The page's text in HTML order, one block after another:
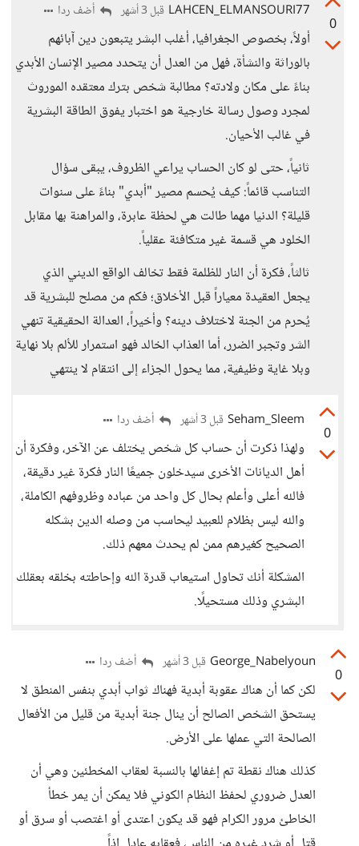
0
LAHCEN_ELMANSOURI77 قبل 3 أشهر أضف ردا
أولاً، بخصوص الجغرافيا، أغلب البشر يتبعون دين آبائهم
بالوراثة والنشأة، فهل من العدل أن يتحدد مصير الإنسان الأبدي
بناءً على مكان ولادته؟ مطالبة شخص بترك معتقده الموروث
لمجرد وصول رسالة خارجية هو اختبار يفوق الطاقة البشرية
في غالب الأحيان.
ثانياً، حتى لو كان الحساب يراعي الظروف، يبقى سؤال
التناسب قائماً: كيف يُحسم مصير "أبدي" بناءً على سنوات
قليلة؟ الدنيا مهما طالت هي لحظة عابرة، والمراهنة بها مقابل
الخلود هي قسمة غير متكافئة عقلياً.
ثالثاً، فكرة أن النار للظلمة فقط تخالف الواقع الديني الذي
يجعل العقيدة معياراً قبل الأخلاق؛ فكم من مصلح للبشرية قد
يُحرم من الجنة لاختلاف دينه؟ وأخيراً، العدالة الحقيقية تنهي
الشر وتجبر الضرر، أما العذاب الخالد فهو استمرار للألم بلا نهاية
وبلا غاية وظيفية، مما يحول الجزاء إلى انتقام لا ينتهي
0
Seham_Sleem قبل 3 أشهر أضف ردا
ولهذا ذكرت أن حساب كل شخص يختلف عن الآخر، وفكرة أن
أهل الديانات الأخرى سيدخلون جميعًا النار فكرة غير دقيقة،
فالله أعلى وأعلم بحال كل واحد من عباده وظروفهم الكاملة،
والله ليس بظلام للعبيد ليحاسب من وصله الدين بشكله
الصحيح كغيرهم ممن لم يحدث معهم ذلك.
المشكلة أنك تحاول استيعاب قدرة الله وإحاطته بخلقه بعقلك
البشري وذلك مستحيلًا.
0
George_Nabelyoun قبل 3 أشهر أضف ردا
لكن كما أن هناك عقوبة أبدية فهناك ثواب أبدي بنفس المنطق لا
يستحق الشخص الصالح أن ينال جنة أبدية من قليل من الأفعال
الصالحة التي عملها على الأرض.
كذلك هناك نقطة تم إغفالها بالنسبة لعقاب المخطئين وهي أن
العدل ضروري لحفظ النظام الكوني فلا يمكن أن يمر خطأ
الخاطئ مرور الكرام فهو قد يكون اعتدى أو اغتصب أو سرق أو